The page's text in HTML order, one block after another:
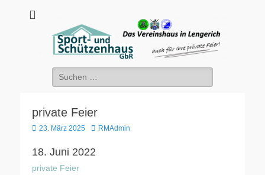
sport-und-
schuetzenhaus.de
Sport- und Schützenhaus GbR
Suche
nach:
private Feier
Veröffentlicht
23. März 2025 AutorRMAdmin
18. Juni 2022
private Feier